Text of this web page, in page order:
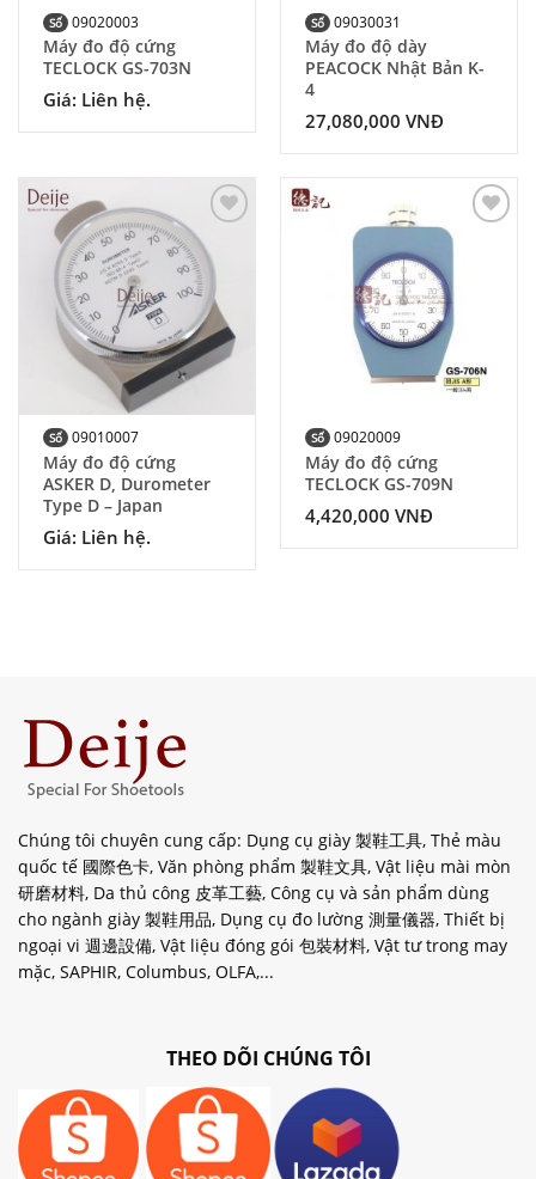
Số 09020003
Máy đo độ cứng
TECLOCK GS-703N
Giá: Liên hệ.
Số 09030031
Máy đo độ dày
PEACOCK Nhật Bản K-
4
27,080,000 VNĐ
Add to
Wishlist
Số 09010007
Máy đo độ cứng
ASKER D, Durometer
Type D – Japan
Giá: Liên hệ.
Số 09020009
Máy đo độ cứng
TECLOCK GS-709N
4,420,000 VNĐ
Chúng tôi chuyên cung cấp: Dụng cụ giày 製鞋工具, Thẻ màu
quốc tế 國際色卡, Văn phòng phẩm 製鞋文具, Vật liệu mài mòn
研磨材料, Da thủ công 皮革工藝, Công cụ và sản phẩm dùng
cho ngành giày 製鞋用品, Dụng cụ đo lường 測量儀器, Thiết bị
ngoại vi 週邊設備, Vật liệu đóng gói 包裝材料, Vật tư trong may
mặc, SAPHIR, Columbus, OLFA,...
THEO DÕI CHÚNG TÔI